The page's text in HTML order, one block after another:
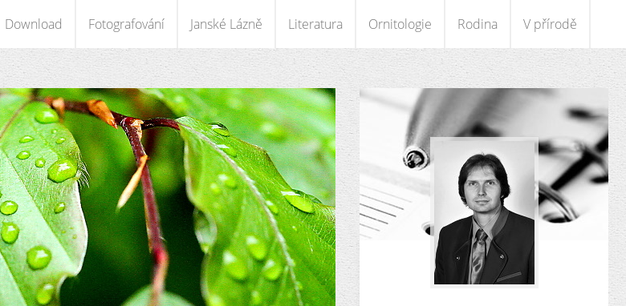
Download Fotografování Janské Lázně Literatura Ornitologie Rodina V přírodě